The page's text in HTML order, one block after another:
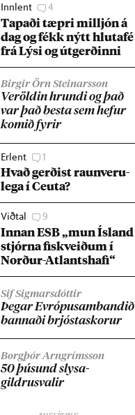
Innlent 4
Tap­aði tæpri millj­ón á
dag og fékk nýtt hluta­fé
frá Lýsi og út­gerð­inni
Birgir Örn Steinarsson
Ver­öld­in hrundi og það
var það besta sem hef­ur
kom­ið fyr­ir
Erlent 1
Hvað gerð­ist raun­veru­
lega í Ceuta?
Viðtal 9
Inn­an ESB „mun Ís­land
stjórna fisk­veið­um í
Norð­ur-Atlants­hafi“
Sif Sigmarsdóttir
Þeg­ar Evr­ópu­sam­band­ið
bann­aði brjósta­skor­ur
Borgþór Arngrímsson
50 þús­und slysa­
gildrusval­ir